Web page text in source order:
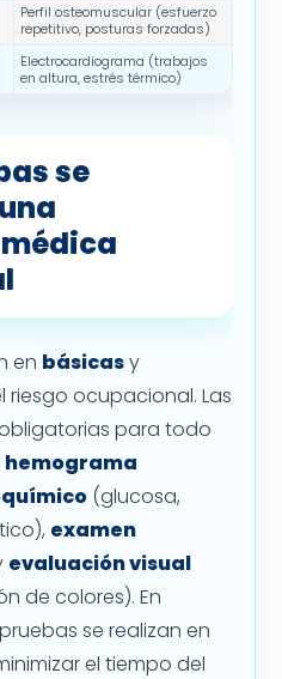
Perfil osteomuscular (esfuerzo
repetitivo, posturas forzadas)
Electrocardiograma (trabajos
en altura, estrés térmico)
se
en básicasy
riesgo ocupacional. Las
para todo
hemograma
(glucosa,
examen
evaluación visual
de colores). En
se realizan en
el tiempo del